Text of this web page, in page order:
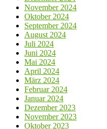
November 2024
Oktober 2024
September 2024
August 2024
Juli 2024
Juni 2024
Mai 2024
April 2024
März 2024
Februar 2024
Januar 2024
Dezember 2023
November 2023
Oktober 2023